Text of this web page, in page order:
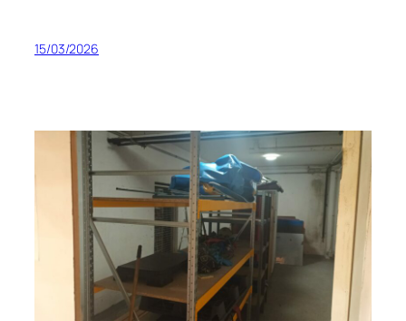
15/03/2026